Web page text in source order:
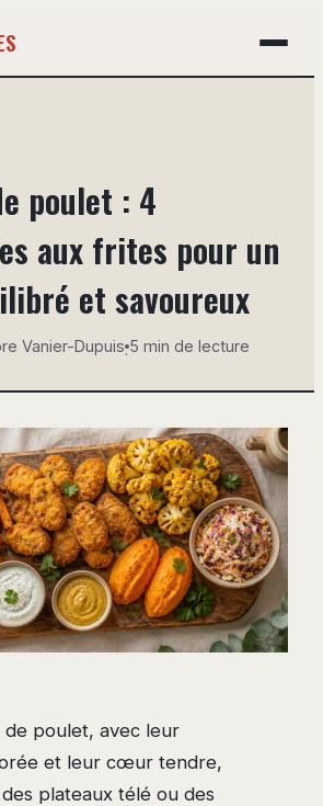
poulet : 4
aux frites pour un
et savoureux
Vanier-Dupuis·5 min de lecture
de poulet, avec leur
et leur cœur tendre,
plateaux télé ou des